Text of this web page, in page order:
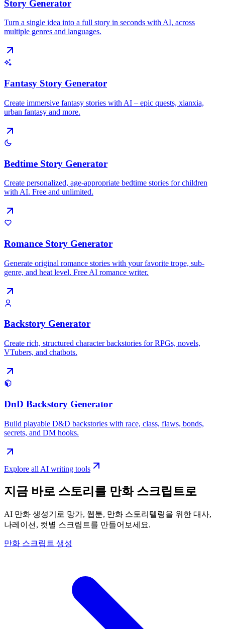
Story Generator
Turn a single idea into a full story in seconds with AI, across
multiple genres and languages.
Fantasy Story Generator
Create immersive fantasy stories with AI – epic quests, xianxia,
urban fantasy and more.
Bedtime Story Generator
Create personalized, age-appropriate bedtime stories for children
with AI. Free and unlimited.
Romance Story Generator
Generate original romance stories with your favorite trope, sub-
genre, and heat level. Free AI romance writer.
Backstory Generator
Create rich, structured character backstories for RPGs, novels,
VTubers, and chatbots.
DnD Backstory Generator
Build playable D&D backstories with race, class, flaws, bonds,
secrets, and DM hooks.
Explore all AI writing tools
지금 바로 스토리를 만화 스크립트로
AI 만화 생성기로 망가, 웹툰, 만화 스토리텔링을 위한 대사,
나레이션, 컷별 스크립트를 만들어보세요.
만화 스크립트 생성